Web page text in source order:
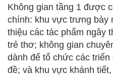
Không gian tầng 1 được
chính: khu vực trưng bày
thiệu các tác phẩm ngây
trẻ thơ; không gian
dành để tổ chức các
đề; và khu vực khánh